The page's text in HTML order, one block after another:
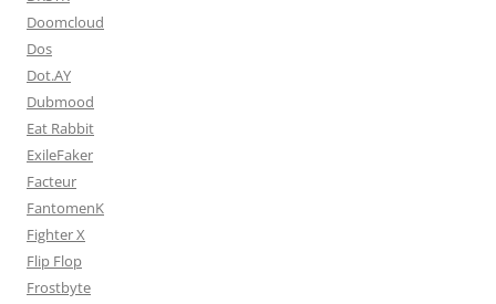
Doomcloud
Dos
Dot.AY
Dubmood
Eat Rabbit
ExileFaker
Facteur
FantomenK
Fighter X
Flip Flop
Frostbyte